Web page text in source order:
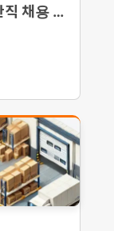
채용 통